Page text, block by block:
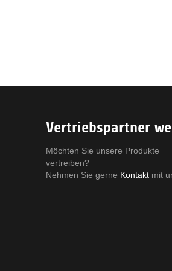
Vertriebspartner
Möchten Sie unsere Produkte
vertreiben?
Nehmen Sie gerne Kontakt mit